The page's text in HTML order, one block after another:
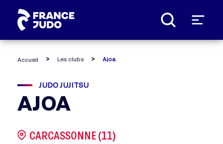
Accueil Les clubs Ajoa
JUDO JUJITSU
AJOA
CARCASSONNE (11)